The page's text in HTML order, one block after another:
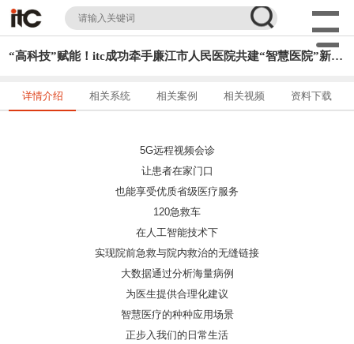
“高科技”赋能！itc成功牵手廉江市人民医院共建“智慧医院”新标杆！
详情介绍 相关系统 相关案例 相关视频 资料下载
5G远程视频会诊
让患者在家门口
也能享受优质省级医疗服务
120急救车
在人工智能技术下
实现院前急救与院内救治的无缝链接
大数据通过分析海量病例
为医生提供合理化建议
智慧医疗的种种应用场景
正步入我们的日常生活